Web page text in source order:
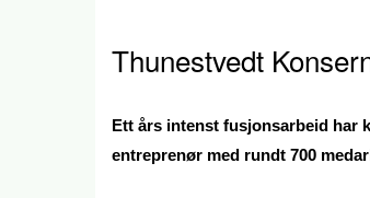
Thunestvedt
Ett års intenst fusjonsarbeid har
entreprenør med rundt 700